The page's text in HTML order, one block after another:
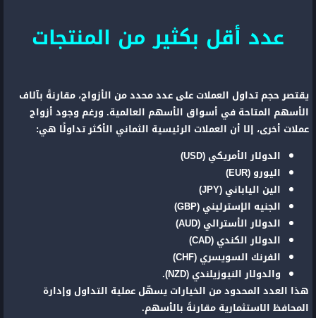
عدد أقل بكثير من المنتجات
يقتصر حجم تداول العملات على عدد محدد من الأزواج، مقارنةً بآلاف
الأسهم المتاحة في أسواق الأسهم العالمية. ورغم وجود أزواج
عملات أخرى، إلا أن العملات الرئيسية الثماني الأكثر تداولًا هي:
الدولار الأمريكي (USD)
اليورو (EUR)
الين الياباني (JPY)
الجنيه الإسترليني (GBP)
الدولار الأسترالي (AUD)
الدولار الكندي (CAD)
الفرنك السويسري (CHF)
والدولار النيوزيلندي (NZD).
هذا العدد المحدود من الخيارات يسهّل عملية التداول وإدارة
المحافظ الاستثمارية مقارنةً بالأسهم.